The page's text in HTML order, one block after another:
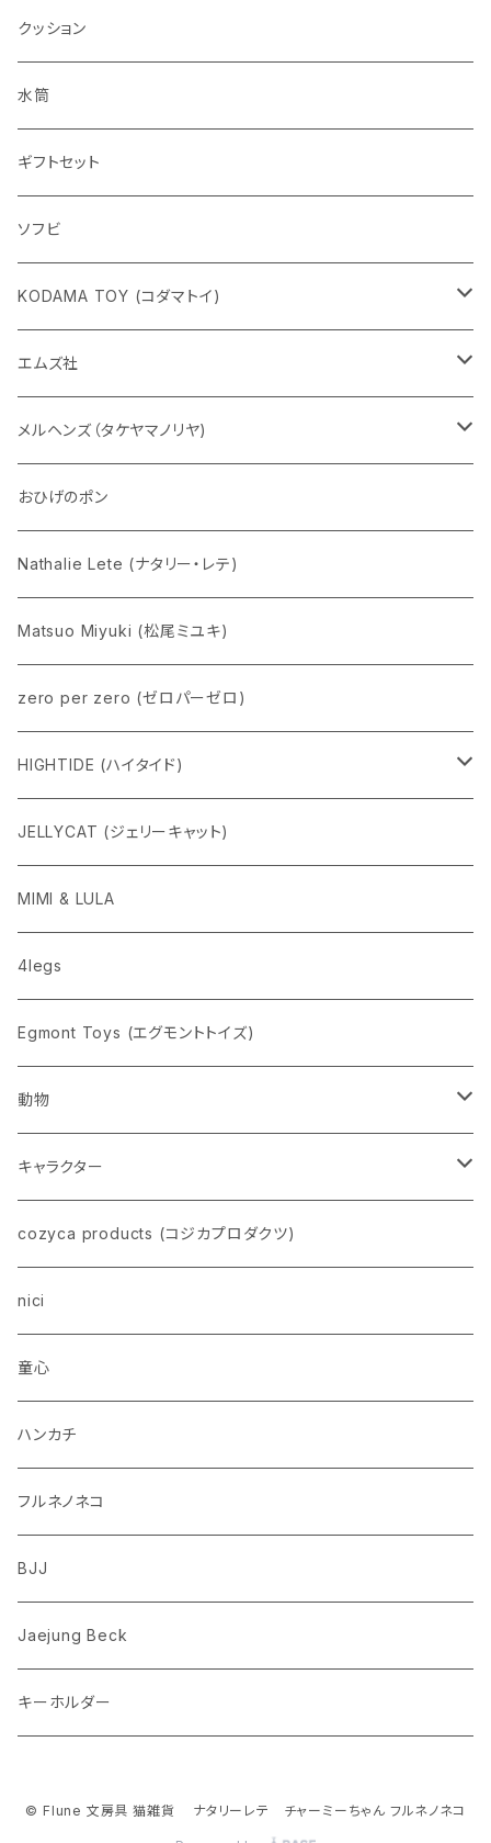
クッション
水筒
ギフトセット
ソフビ
KODAMA TOY (コダマトイ)
チャーミーちゃん
五型動物
Eddie パンダ
エムズ社
デコちゃん
クマちゃん
メルヘンズ（タケヤマノリヤ)
ケロペチーノ
おひげのポン
Nathalie Lete (ナタリー・レテ)
Matsuo Miyuki (松尾ミユキ)
zero per zero (ゼロパーゼロ)
HIGHTIDE (ハイタイド)
ニューレトロ
penco
nahe
pppppins（ピーーーーンズ）
JELLYCAT (ジェリーキャット)
MIMI & LULA
4legs
Egmont Toys (エグモントトイズ)
動物
ネコ
イヌ
トイプードル
柴犬
ポメラニアン
コーギー
ウザギ
パンダ
リス
クマ
ゾウ
トリ
キャラクター
スヌーピー
モンチッチ
ムーミン
ちいかわ
ミッフィー
Richard Scarry (リチャード・スキャリー)
おぱんちゅうさぎ/んぽちゃむ
cozyca products (コジカプロダクツ)
nici
童心
ハンカチ
フルネノネコ
BJJ
Jaejung Beck
キーホルダー
© Flune 文房具 猫雑貨 ナタリーレテ チャーミーちゃん フルネノネコ